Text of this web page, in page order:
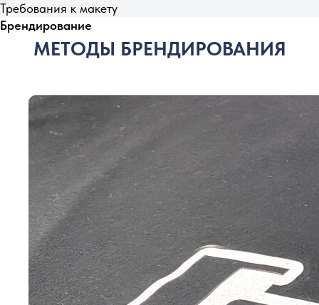
Требования к макету
Брендирование
МЕТОДЫ БРЕНДИРОВАНИЯ